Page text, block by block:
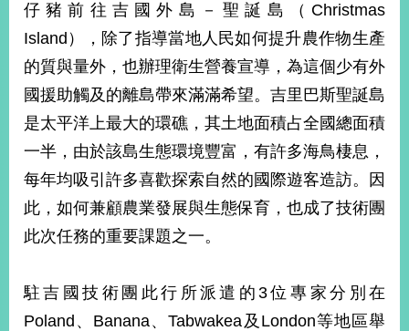
仔豬前往吉國外島－聖誕島（Christmas
Island），除了指導當地人民如何提升農作物生產
的質與量外，也辦理衛生營養宣導，為這個少有外
國援助觸及的離島帶來滿滿希望。吉里巴斯聖誕島
是太平洋上最大的環礁，其土地面積占全國總面積
一半，由於該島生態環境豐富，有許多海鳥棲息，
每年均吸引許多喜歡探索自然的國際遊客造訪。因
此，如何兼顧農業發展與生態保育，也成了技術團
此次任務的重要課題之一。
駐吉國技術團此行所派遣的3位專家分別在
Poland、Banana、Tabwakea及London等地區舉